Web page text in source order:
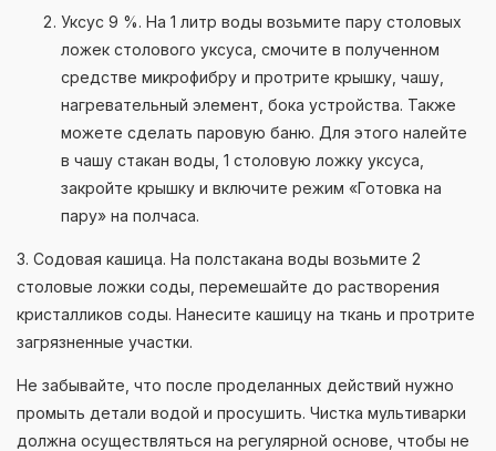
Уксус 9 %. На 1 литр воды возьмите пару столовых
ложек столового уксуса, смочите в полученном
средстве микрофибру и протрите крышку, чашу,
нагревательный элемент, бока устройства. Также
можете сделать паровую баню. Для этого налейте
в чашу стакан воды, 1 столовую ложку уксуса,
закройте крышку и включите режим «Готовка на
пару» на полчаса.
3. Содовая кашица. На полстакана воды возьмите 2
столовые ложки соды, перемешайте до растворения
кристалликов соды. Нанесите кашицу на ткань и протрите
загрязненные участки.
Не забывайте, что после проделанных действий нужно
промыть детали водой и просушить. Чистка мультиварки
должна осуществляться на регулярной основе, чтобы не